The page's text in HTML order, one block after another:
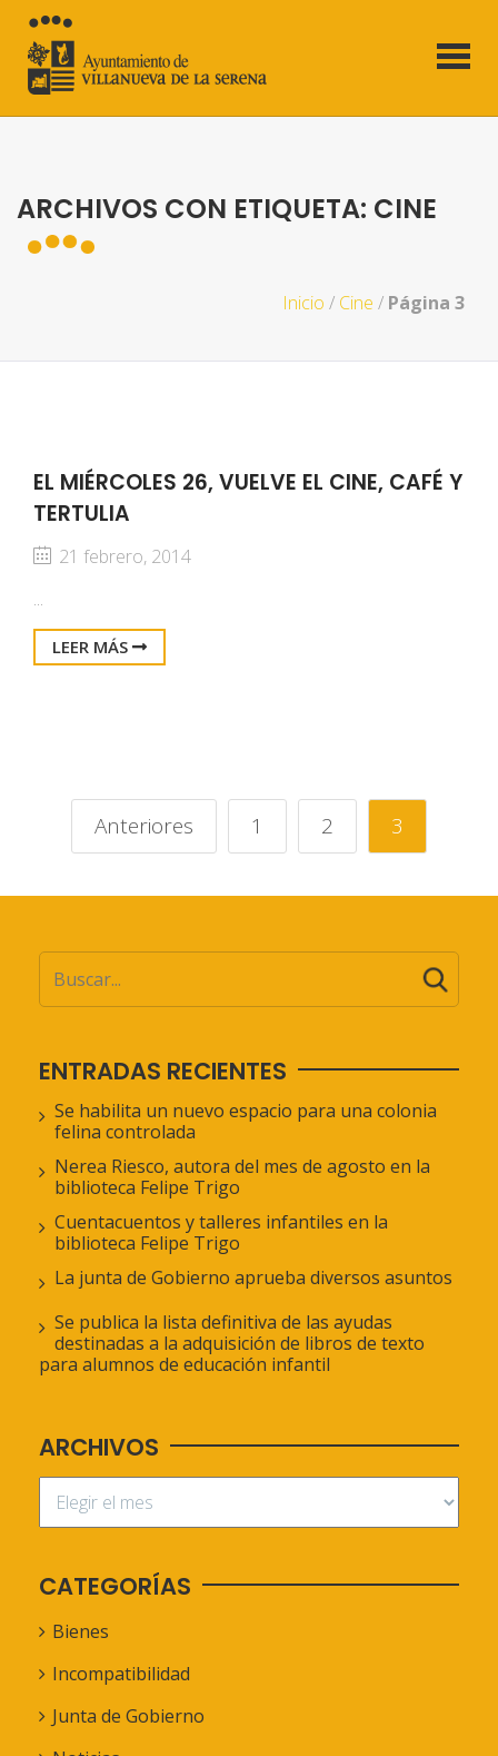
ARCHIVOS CON ETIQUETA: CINE
Inicio / Cine / Página 3
EL MIÉRCOLES 26, VUELVE EL CINE, CAFÉ Y
TERTULIA
21 febrero, 2014
...
LEER MÁS
Anteriores 1 2 3
ENTRADAS RECIENTES
Se habilita un nuevo espacio para una colonia
felina controlada
Nerea Riesco, autora del mes de agosto en la
biblioteca Felipe Trigo
Cuentacuentos y talleres infantiles en la
biblioteca Felipe Trigo
La junta de Gobierno aprueba diversos asuntos
Se publica la lista definitiva de las ayudas
destinadas a la adquisición de libros de texto
para alumnos de educación infantil
ARCHIVOS
CATEGORÍAS
Bienes
Incompatibilidad
Junta de Gobierno